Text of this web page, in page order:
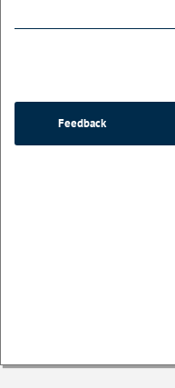
Feedback